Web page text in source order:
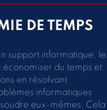
DE TEMPS
support informatique,
économiser du temps et
en résolvant
informatiques
eux-mêmes. Cela